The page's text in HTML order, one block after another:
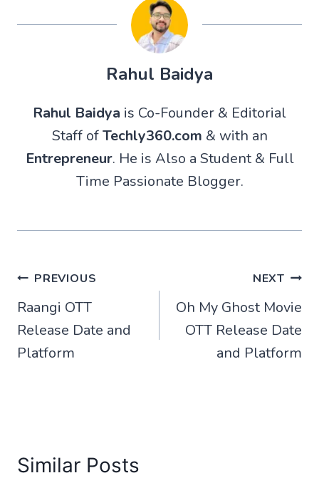
Rahul Baidya
Rahul Baidya is Co-Founder & Editorial
Staff ofTechly360.com & with an
Entrepreneur. He is Also a Student & Full
Time Passionate Blogger.
Post
navigation
PREVIOUS
Raangi OTT
Release Date and
Platform
NEXT
Oh My Ghost Movie
OTT Release Date
and Platform
Similar Posts